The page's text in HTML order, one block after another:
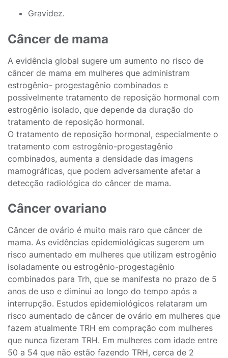
Gravidez.
Câncer de mama
A evidência global sugere um aumento no risco de
câncer de mama em mulheres que administram
estrogênio- progestagênio combinados e
possivelmente tratamento de reposição hormonal com
estrogênio isolado, que depende da duração do
tratamento de reposição hormonal.
O tratamento de reposição hormonal, especialmente o
tratamento com estrogênio-progestagênio
combinados, aumenta a densidade das imagens
mamográficas, que podem adversamente afetar a
detecção radiológica do câncer de mama.
Câncer ovariano
Câncer de ovário é muito mais raro que câncer de
mama. As evidências epidemiológicas sugerem um
risco aumentado em mulheres que utilizam estrogênio
isoladamente ou estrogênio-progestagênio
combinados para Trh, que se manifesta no prazo de 5
anos de uso e diminui ao longo do tempo após a
interrupção. Estudos epidemiológicos relataram um
risco aumentado de câncer de ovário em mulheres que
fazem atualmente TRH em compração com mulheres
que nunca fizeram TRH. Em mulheres com idade entre
50 a 54 que não estão fazendo TRH, cerca de 2